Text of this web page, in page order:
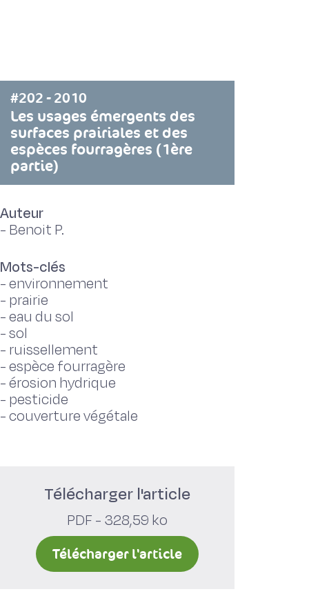
#202 - 2010
Les usages émergents des
surfaces prairiales et des
espèces fourragères (1ère
partie)
Auteur
- Benoit P.
Mots-clés
-environnement
- prairie
-eau du sol
-sol
- ruissellement
-espèce fourragère
-érosion hydrique
- pesticide
-couverture végétale
Télécharger l'article
PDF - 328,59 ko
Télécharger l'article